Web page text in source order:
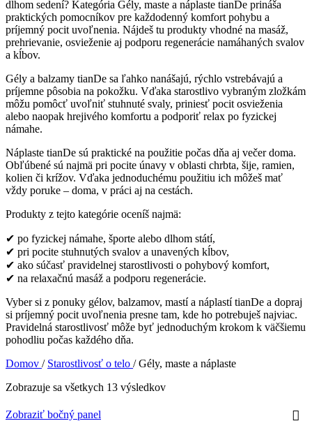
dlhom sedení? Kategória Gély, maste a náplaste tianDe prináša
praktických pomocníkov pre každodenný komfort pohybu a
príjemný pocit uvoľnenia. Nájdeš tu produkty vhodné na masáž,
prehrievanie, osvieženie aj podporu regenerácie namáhaných svalov
a kĺbov.
Gély a balzamy tianDe sa ľahko nanášajú, rýchlo vstrebávajú a
príjemne pôsobia na pokožku. Vďaka starostlivo vybraným zložkám
môžu pomôcť uvoľniť stuhnuté svaly, priniesť pocit osvieženia
alebo naopak hrejivého komfortu a podporiť relax po fyzickej
námahe.
Náplaste tianDe sú praktické na použitie počas dňa aj večer doma.
Obľúbené sú najmä pri pocite únavy v oblasti chrbta, šije, ramien,
kolien či krížov. Vďaka jednoduchému použitiu ich môžeš mať
vždy poruke – doma, v práci aj na cestách.
Produkty z tejto kategórie oceníš najmä:
✔ po fyzickej námahe, športe alebo dlhom státí,
✔ pri pocite stuhnutých svalov a unavených kĺbov,
✔ ako súčasť pravidelnej starostlivosti o pohybový komfort,
✔ na relaxačnú masáž a podporu regenerácie.
Vyber si z ponuky gélov, balzamov, mastí a náplastí tianDe a dopraj
si príjemný pocit uvoľnenia presne tam, kde ho potrebuješ najviac.
Pravidelná starostlivosť môže byť jednoduchým krokom k väčšiemu
pohodliu počas každého dňa.
Domov / Starostlivosť o telo / Gély, maste a náplaste
Zobrazuje sa všetkych 13 výsledkov
Zobraziť bočný panel